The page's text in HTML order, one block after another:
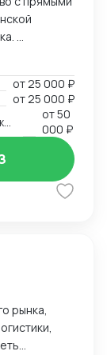
до
*база
от25 000 ₽
от25 000 ₽
от50
000 ₽
рынка,